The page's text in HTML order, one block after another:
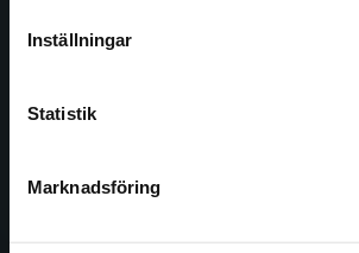
Inställningar
Statistik
Marknadsföring
Kundservice
046-31 21 00